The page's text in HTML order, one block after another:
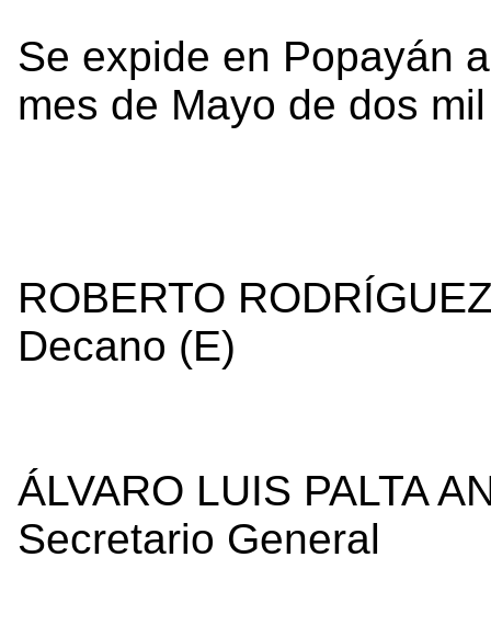
Se expide en Popayán
mes de Mayo de dos
ROBERTO
Decano (E)
ÁLVARO LUIS PALTA
Secretario General